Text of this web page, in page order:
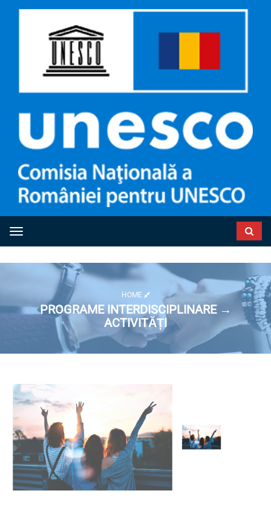
Toggle navigation
HOME
PROGRAME INTERDISCIPLINARE →
ACTIVITĂȚI